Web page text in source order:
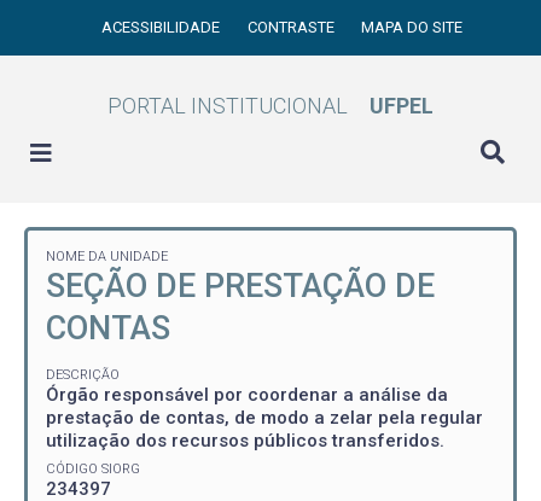
ACESSIBILIDADE CONTRASTE MAPA DO SITE
PORTAL INSTITUCIONAL UFPEL
NOME DA UNIDADE
SEÇÃO DE PRESTAÇÃO DE
CONTAS
DESCRIÇÃO
Órgão responsável por coordenar a análise da
prestação de contas, de modo a zelar pela regular
utilização dos recursos públicos transferidos.
CÓDIGO SIORG
234397